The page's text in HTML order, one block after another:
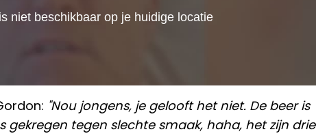
"Nou jongens, je gelooft het niet. De beer is
gekregen tegen slechte smaak, haha, het zijn drie